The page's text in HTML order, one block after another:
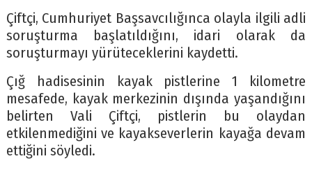
Çiftçi, Cumhuriyet Başsavcılığınca olayla ilgili adli
soruşturma başlatıldığını, idari olarak da
soruşturmayı yürüteceklerini kaydetti.
Çığ hadisesinin kayak pistlerine 1 kilometre
mesafede, kayak merkezinin dışında yaşandığını
belirten Vali Çiftçi, pistlerin bu olaydan
etkilenmediğini ve kayakseverlerin kayağa devam
ettiğini söyledi.